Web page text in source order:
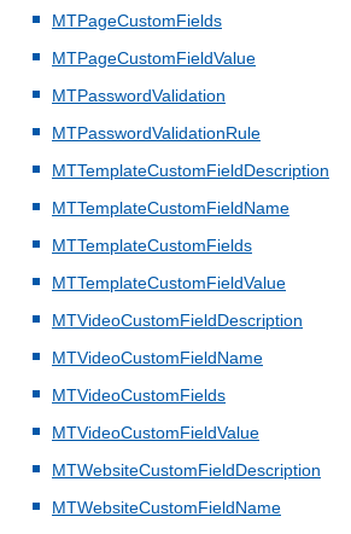
MTPageCustomFields
MTPageCustomFieldValue
MTPasswordValidation
MTPasswordValidationRule
MTTemplateCustomFieldDescription
MTTemplateCustomFieldName
MTTemplateCustomFields
MTTemplateCustomFieldValue
MTVideoCustomFieldDescription
MTVideoCustomFieldName
MTVideoCustomFields
MTVideoCustomFieldValue
MTWebsiteCustomFieldDescription
MTWebsiteCustomFieldName